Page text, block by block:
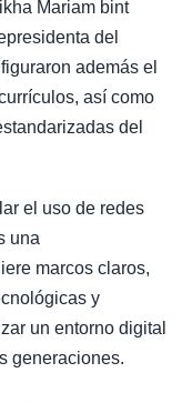
Mariam bint
del
además el
así como
del
el uso de redes
una
marcos claros,
y
un entorno digital
generaciones.